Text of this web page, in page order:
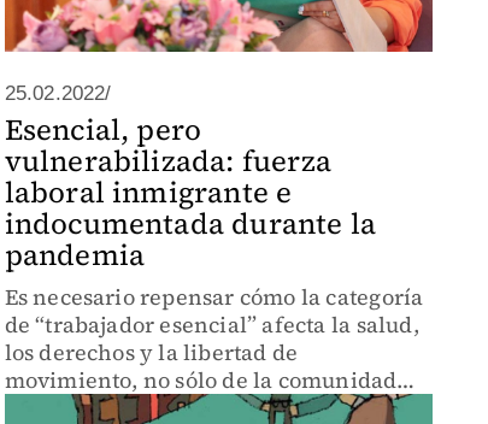
25.02.2022/
Esencial, pero
vulnerabilizada: fuerza
laboral inmigrante e
indocumentada durante la
pandemia
Es necesario repensar cómo la categoría
de “trabajador esencial” afecta la salud,
los derechos y la libertad de
movimiento, no sólo de la comunidad
inmigrante, sino de toda la sociedad.